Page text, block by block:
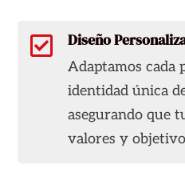
 Diseño
Adaptamos cada
identidad única
asegurando que
valores y